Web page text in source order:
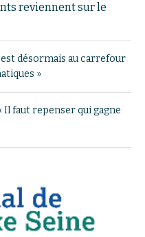
reviennent sur le
désormais au carrefour
»
Il faut repenser qui gagne